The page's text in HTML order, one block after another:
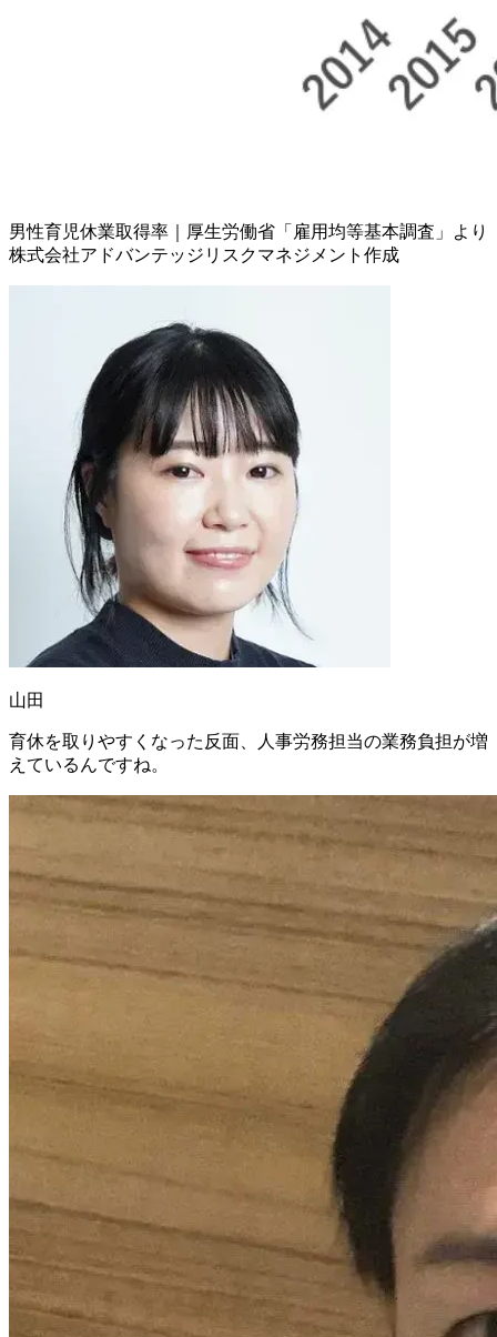
男性育児休業取得率｜厚生労働省「雇用均等基本調査」より
株式会社アドバンテッジリスクマネジメント作成
山田
育休を取りやすくなった反面、人事労務担当の業務負担が増
えているんですね。